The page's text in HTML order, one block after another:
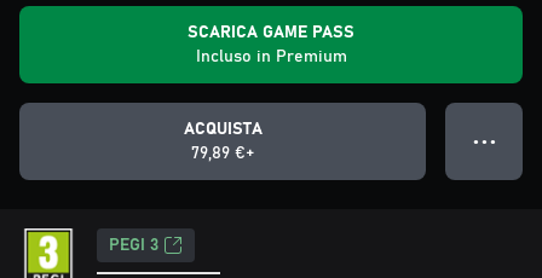
SCARICA GAME PASS
Incluso in Premium
ACQUISTA
79,89 €+
● ● ●
PEGI 3